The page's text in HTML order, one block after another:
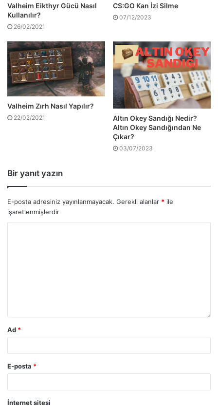
Valheim Eikthyr Gücü Nasıl
Kullanılır?
26/02/2021
CS:GO Kan İzi Silme
07/12/2023
Valheim Zırh Nasıl Yapılır?
22/02/2021
Altın Okey Sandığı Nedir?
Altın Okey Sandığından Ne
Çıkar?
03/07/2023
Bir yanıt yazın
E-posta adresiniz yayınlanmayacak. Gerekli alanlar * ile
işaretlenmişlerdir
Ad *
E-posta *
İnternet sitesi